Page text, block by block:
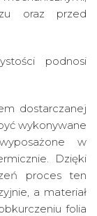
oraz przed
podnosi
dostarczanej
wykonywane
w
Dzięki
proces ten
a materiał
folia